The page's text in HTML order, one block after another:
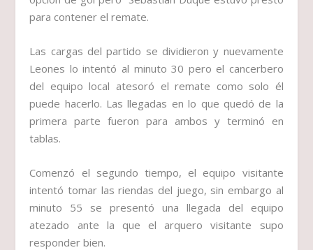
para contener el remate.
Las cargas del partido se dividieron y nuevamente
Leones lo intentó al minuto 30 pero el cancerbero
del equipo local atesoró el remate como solo él
puede hacerlo. Las llegadas en lo que quedó de la
primera parte fueron para ambos y terminó en
tablas.
Comenzó el segundo tiempo, el equipo visitante
intentó tomar las riendas del juego, sin embargo al
minuto 55 se presentó una llegada del equipo
atezado ante la que el arquero visitante supo
responder bien.